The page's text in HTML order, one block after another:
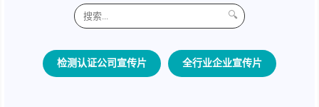
🔍
检测认证公司宣传片 全行业企业宣传片